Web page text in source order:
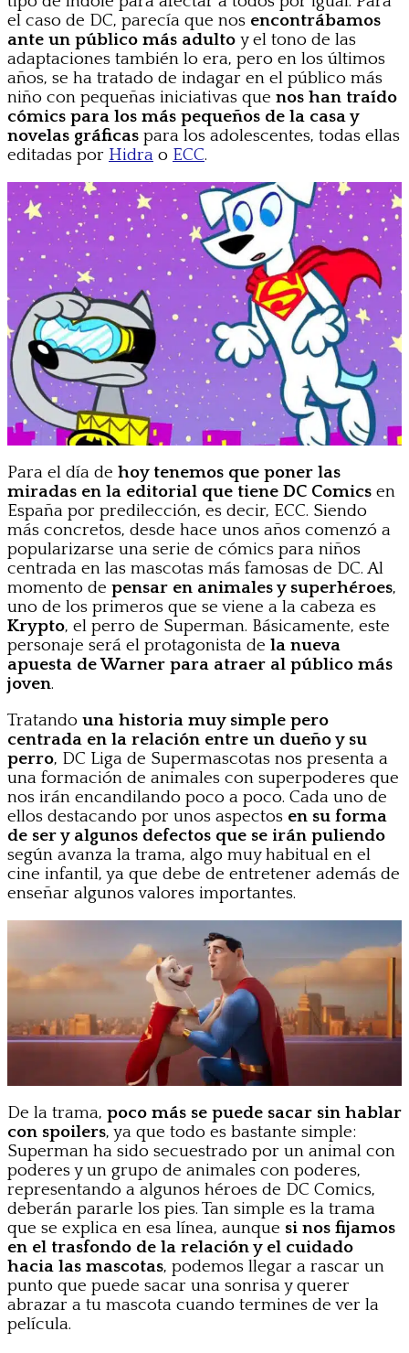
el caso de DC, parecía que nos encontrábamos
ante un público más adulto y el tono de las
adaptaciones también lo era, pero en los últimos
años, se ha tratado de indagar en el público más
niño con pequeñas iniciativas que nos han traído
cómics para los más pequeños de la casa y
novelas gráficas para los adolescentes, todas ellas
editadas por Hidra o ECC.
Para el día de hoy tenemos que poner las
miradas en la editorial que tiene DC Comics en
España por predilección, es decir, ECC. Siendo
más concretos, desde hace unos años comenzó a
popularizarse una serie de cómics para niños
centrada en las mascotas más famosas de DC. Al
momento de pensar en animales y superhéroes,
uno de los primeros que se viene a la cabeza es
Krypto, el perro de Superman. Básicamente, este
personaje será el protagonista de la nueva
apuesta de Warner para atraer al público más
joven.
Tratando una historia muy simple pero
centrada en la relación entre un dueño y su
perro, DC Liga de Supermascotas nos presenta a
una formación de animales con superpoderes que
nos irán encandilando poco a poco. Cada uno de
ellos destacando por unos aspectos en su forma
de ser y algunos defectos que se irán puliendo
según avanza la trama, algo muy habitual en el
cine infantil, ya que debe de entretener además de
enseñar algunos valores importantes.
De la trama, poco más se puede sacar sin hablar
con spoilers, ya que todo es bastante simple:
Superman ha sido secuestrado por un animal con
poderes y un grupo de animales con poderes,
representando a algunos héroes de DC Comics,
deberán pararle los pies. Tan simple es la trama
que se explica en esa línea, aunque si nos fijamos
en el trasfondo de la relación y el cuidado
hacia las mascotas, podemos llegar a rascar un
punto que puede sacar una sonrisa y querer
abrazar a tu mascota cuando termines de ver la
película.